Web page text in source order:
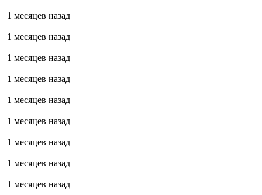
1 месяцев назад
1 месяцев назад
1 месяцев назад
1 месяцев назад
1 месяцев назад
1 месяцев назад
1 месяцев назад
1 месяцев назад
1 месяцев назад